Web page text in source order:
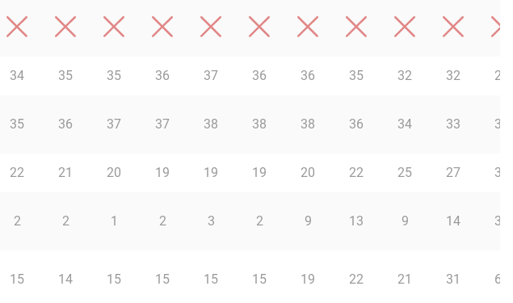
34 35 35 36 37 36 36 35 32 32 29
35 36 37 37 38 38 38 36 34 33 32
22 21 20 19 19 19 20 22 25 27 39
2 2 1 2 3 2 9 13 9 14 38
15 14 15 15 15 15 19 22 21 31 67